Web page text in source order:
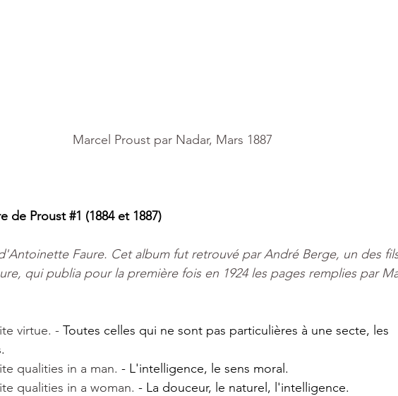
Marcel Proust par Nadar, Mars 1887
de Proust #1 (1884 et 1887)
Faure. Cet album fut retrouvé par André Berge, un des
qui publia pour la première fois en 1924 les pages remplies par
virtue. - Toutes celles qui ne sont pas particulières à une secte, les
qualities in a man. - L'intelligence, le sens moral.
qualities in a woman. - La douceur, le naturel, l'intelligence.